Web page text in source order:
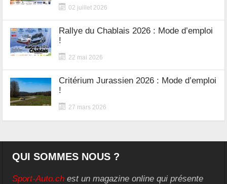
02 juillet 2026
Rallye du Chablais 2026 : Mode d’emploi
!
22 mai 2026
Critérium Jurassien 2026 : Mode d’emploi
!
27 mars 2026
QUI SOMMES NOUS ?
Sport-Auto.ch est un magazine online qui présente